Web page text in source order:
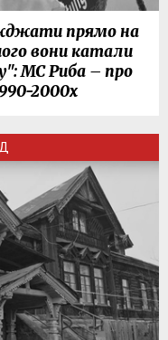
прямо на
вони катали
МС Риба – про
2000х